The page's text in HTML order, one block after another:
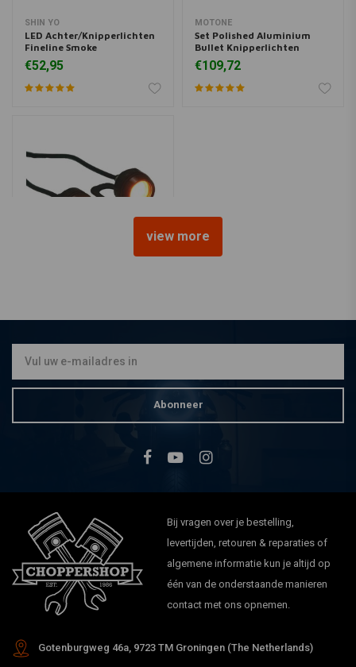
SHIN YO
LED Achter/Knipperlichten
Fineline Smoke
€52,95
MOTONE
Set Polished Aluminium
Bullet Knipperlichten
€109,72
€34,94
view more
Abonneer
Bij vragen over je bestelling,
levertijden, retouren & reparaties of
algemene informatie kun je altijd op
één van de onderstaande manieren
contact met ons opnemen.
Gotenburgweg 46a, 9723 TM Groningen (The Netherlands)